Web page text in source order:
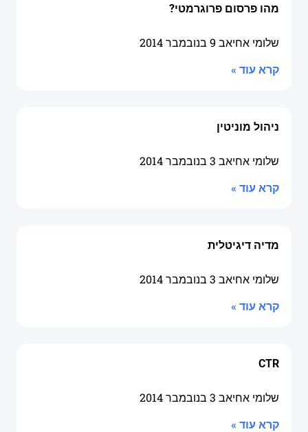
מהו פרסום פרוגרמטי?
שלומי אחיאב 9 בנובמבר 2014
קרא עוד »
ניהול מוניטין
שלומי אחיאב 3 בנובמבר 2014
קרא עוד »
מדיה דיגיטלית
שלומי אחיאב 3 בנובמבר 2014
קרא עוד »
CTR
שלומי אחיאב 3 בנובמבר 2014
קרא עוד »